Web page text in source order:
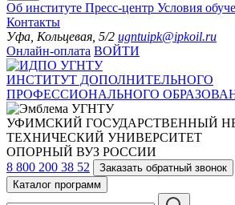
Об институте Пресс-центр Условия
Контакты
Уфа, Кольцевая, 5/2 ugntuipk@ipkoil.ru
Онлайн-оплата ВОЙТИ
ИНСТИТУТ ДОПОЛНИТЕЛЬНОГО
ПРОФЕССИОНАЛЬНОГО
УФИМСКИЙ ГОСУДАРСТВЕННЫЙ
ТЕХНИЧЕСКИЙ УНИВЕРСИТЕТ
ОПОРНЫЙ ВУЗ РОССИИ
8 800 200 38 52
Заказать обратный звонок
Каталог программ